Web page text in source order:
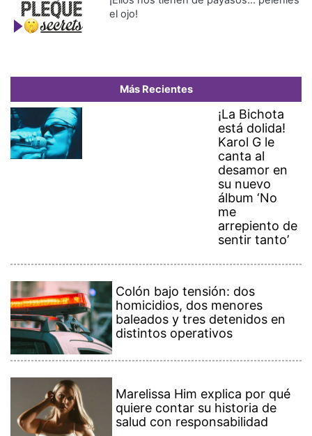
el ojo!
Más Recientes
¡La Bichota
está dolida!
Karol G le
canta al
desamor en
su nuevo
álbum ‘No
me
arrepiento de
sentir tanto’
Colón bajo tensión: dos
homicidios, dos menores
baleados y tres detenidos en
distintos operativos
Marelissa Him explica por qué
quiere contar su historia de
salud con responsabilidad